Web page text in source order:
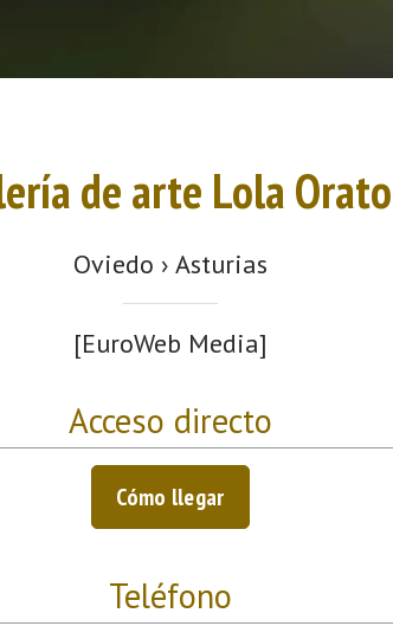
de arte Lola Orato
Oviedo › Asturias
[EuroWeb Media]
Acceso directo
Cómo llegar
Teléfono